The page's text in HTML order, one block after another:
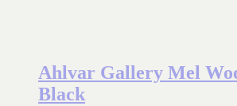
Ahlvar Gallery Mel
Black